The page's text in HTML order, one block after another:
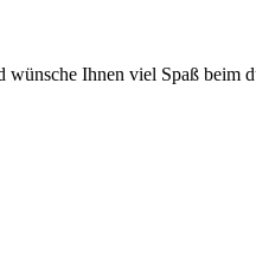
Ihnen viel Spaß beim